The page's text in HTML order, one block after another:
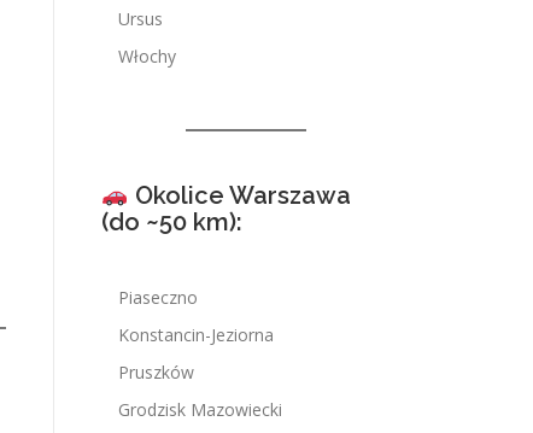
Ursus
Włochy
Okolice Warszawa
(do ~50 km):
Piaseczno
Konstancin-Jeziorna
Pruszków
Grodzisk Mazowiecki